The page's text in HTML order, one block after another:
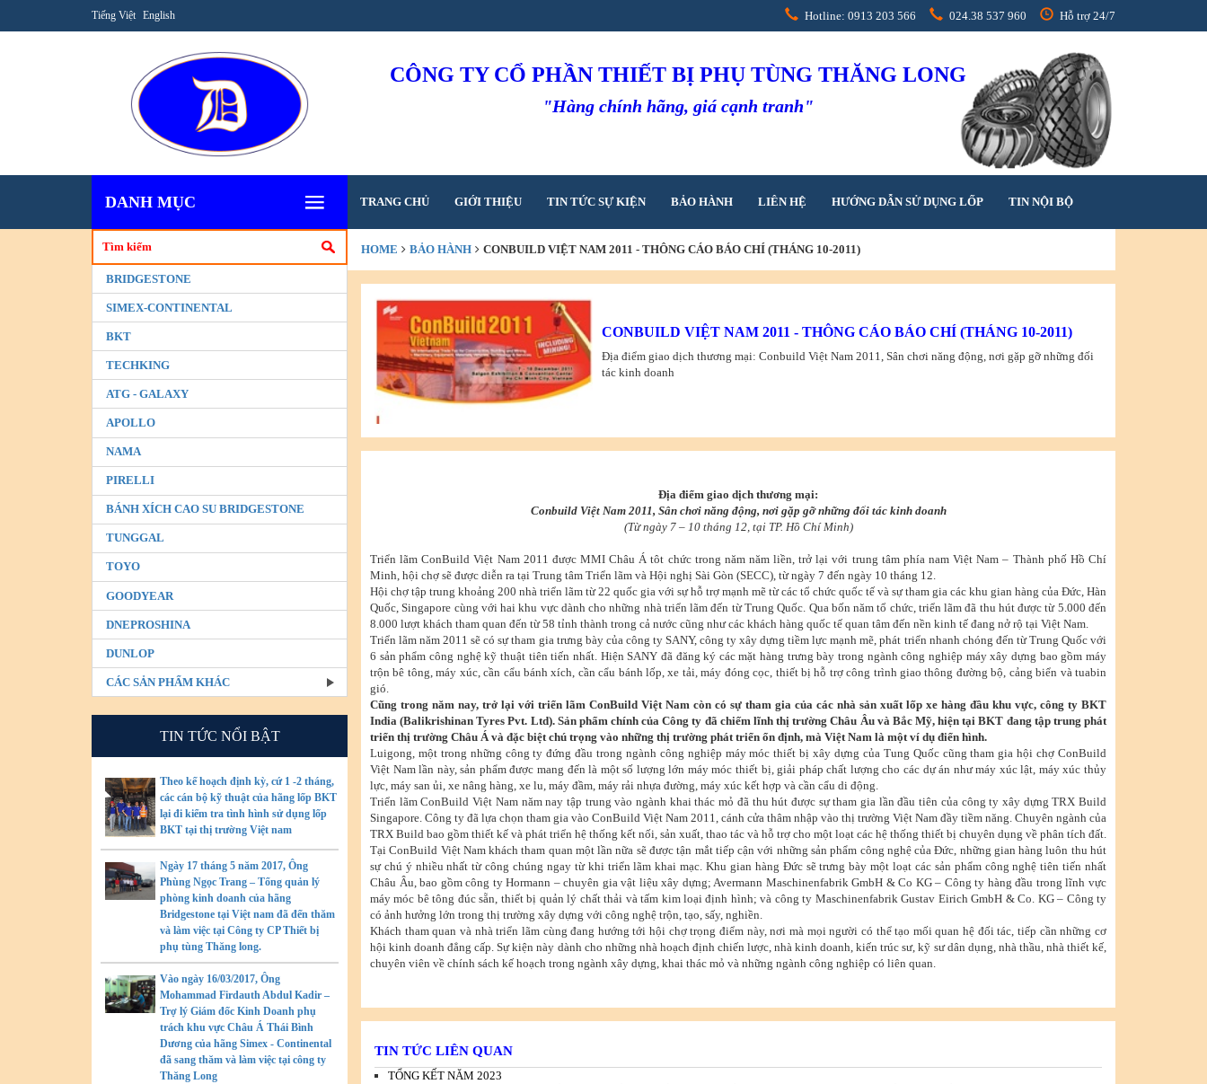
Tiếng Việt English Hotline: 0913 203 566 024.38 537 960 Hỗ trợ 24/7
CÔNG TY CỔ PHẦN THIẾT BỊ PHỤ TÙNG THĂNG LONG
"Hàng chính hãng, giá cạnh tranh"
DANH MỤC TRANG CHỦ GIỚI THIỆU TIN TỨC SỰ KIỆN BẢO HÀNH LIÊN HỆ HƯỚNG DẪN SỬ DỤNG LỐP TIN NỘI BỘ
BRIDGESTONE
SIMEX-CONTINENTAL
BKT
TECHKING
ATG - GALAXY
APOLLO
NAMA
PIRELLI
BÁNH XÍCH CAO SU BRIDGESTONE
TUNGGAL
TOYO
GOODYEAR
DNEPROSHINA
DUNLOP
CÁC SẢN PHẨM KHÁC
TIN TỨC NỔI BẬT
Theo kế hoạch định kỳ, cứ 1 -2 tháng,
các cán bộ kỹ thuật của hãng lốp BKT
lại đi kiểm tra tình hình sử dụng lốp
BKT tại thị trường Việt nam
Ngày 17 tháng 5 năm 2017, Ông
Phùng Ngọc Trang – Tổng quản lý
phòng kinh doanh của hãng
Bridgestone tại Việt nam đã đến thăm
và làm việc tại Công ty CP Thiết bị
phụ tùng Thăng long.
Vào ngày 16/03/2017, Ông
Mohammad Firdauth Abdul Kadir –
Trợ lý Giám đốc Kinh Doanh phụ
trách khu vực Châu Á Thái Bình
Dương của hãng Simex - Continental
đã sang thăm và làm việc tại công ty
Thăng Long
HOME BẢO HÀNH CONBUILD VIỆT NAM 2011 - THÔNG CÁO BÁO CHÍ (THÁNG 10-2011)
CONBUILD VIỆT NAM 2011 - THÔNG CÁO BÁO CHÍ (THÁNG 10-2011)
Địa điểm giao dịch thương mại: Conbuild Việt Nam 2011, Sân chơi năng động, nơi gặp gỡ những đối
tác kinh doanh
Địa điểm giao dịch thương mại:
Conbuild Việt Nam 2011, Sân chơi năng động, nơi gặp gỡ những đối tác kinh doanh
(Từ ngày 7 – 10 tháng 12, tại TP. Hồ Chí Minh)
Triển lãm ConBuild Việt Nam 2011 được MMI Châu Á tôt chức trong năm năm liền, trở lại với trung tâm phía nam Việt Nam – Thành phố Hồ Chí
Minh, hội chợ sẽ được diễn ra tại Trung tâm Triển lãm và Hội nghị Sài Gòn (SECC), từ ngày 7 đến ngày 10 tháng 12.
Hội chợ tập trung khoảng 200 nhà triển lãm từ 22 quốc gia với sự hỗ trợ mạnh mẽ từ các tổ chức quốc tế và sự tham gia các khu gian hàng của Đức, Hàn
Quốc, Singapore cùng với hai khu vực dành cho những nhà triển lãm đến từ Trung Quốc. Qua bốn năm tổ chức, triển lãm đã thu hút được từ 5.000 đến
8.000 lượt khách tham quan đến từ 58 tỉnh thành trong cả nước cũng như các khách hàng quốc tế quan tâm đến nền kinh tế đang nở rộ tại Việt Nam.
Triển lãm năm 2011 sẽ có sự tham gia trưng bày của công ty SANY, công ty xây dựng tiềm lực mạnh mẽ, phát triển nhanh chóng đến từ Trung Quốc với
6 sản phẩm công nghệ kỹ thuật tiên tiến nhất. Hiện SANY đã đăng ký các mặt hàng trưng bày trong ngành công nghiệp máy xây dựng bao gồm máy
trộn bê tông, máy xúc, cần cẩu bánh xích, cần cẩu bánh lốp, xe tải, máy đóng cọc, thiết bị hỗ trợ công trình giao thông đường bộ, cảng biển và tuabin
gió.
Cũng trong năm nay, trở lại với triển lãm ConBuild Việt Nam còn có sự tham gia của các nhà sản xuất lốp xe hàng đầu khu vực, công ty BKT
India (Balikrishinan Tyres Pvt. Ltd). Sản phẩm chính của Công ty đã chiếm lĩnh thị trường Châu Âu và Bắc Mỹ, hiện tại BKT đang tập trung phát
triển thị trường Châu Á và đặc biệt chú trọng vào những thị trường phát triển ổn định, mà Việt Nam là một ví dụ điển hình.
Luigong, một trong những công ty đứng đầu trong ngành công nghiệp máy móc thiết bị xây dựng của Tung Quốc cũng tham gia hội chợ ConBuild
Việt Nam lần này, sản phẩm được mang đến là một số lượng lớn máy móc thiết bị, giải pháp chất lượng cho các dự án như máy xúc lật, máy xúc thủy
lực, máy san ủi, xe nâng hàng, xe lu, máy đầm, máy rải nhựa đường, máy xúc kết hợp và cần cẩu di động.
Triển lãm ConBuild Việt Nam năm nay tập trung vào ngành khai thác mỏ đã thu hút được sự tham gia lần đầu tiên của công ty xây dựng TRX Build
Singapore. Công ty đã lựa chọn tham gia vào ConBuild Việt Nam 2011, cánh cửa thâm nhập vào thị trường Việt Nam đầy tiềm năng. Chuyên ngành của
TRX Build bao gồm thiết kế và phát triển hệ thống kết nối, sản xuất, thao tác và hỗ trợ cho một loạt các hệ thống thiết bị chuyên dụng về phân tích đất.
Tại ConBuild Việt Nam khách tham quan một lần nữa sẽ được tận mắt tiếp cận với những sản phẩm công nghệ của Đức, những gian hàng luôn thu hút
sự chú ý nhiều nhất từ công chúng ngay từ khi triển lãm khai mạc. Khu gian hàng Đức sẽ trưng bày một loạt các sản phẩm công nghệ tiên tiến nhất
Châu Âu, bao gồm công ty Hormann – chuyên gia vật liệu xây dựng; Avermann Maschinenfabrik GmbH & Co KG – Công ty hàng đầu trong lĩnh vực
máy móc bê tông đúc sẵn, thiết bị quản lý‎ chất thải và tấm kim loại định hình; và công ty Maschinenfabrik Gustav Eirich GmbH & Co. KG – Công ty
có ảnh hưởng lớn trong thị trường xây dựng với công nghệ trộn, tạo, sấy, nghiền.
Khách tham quan và nhà triển lãm cùng đang hướng tới hội chợ trọng điểm này, nơi mà mọi người có thể tạo mối quan hệ đối tác, tiếp cần những cơ
hội kinh doanh đẳng cấp. Sự kiện này dành cho những nhà hoạch định chiến lược, nhà kinh doanh, kiến trúc sư, kỹ sư dân dụng, nhà thầu, nhà thiết kế,
chuyên viên về chính sách kế hoạch trong ngành xây dựng, khai thác mỏ và những ngành công nghiệp có liên quan.
TIN TỨC LIÊN QUAN
TỔNG KẾT NĂM 2023